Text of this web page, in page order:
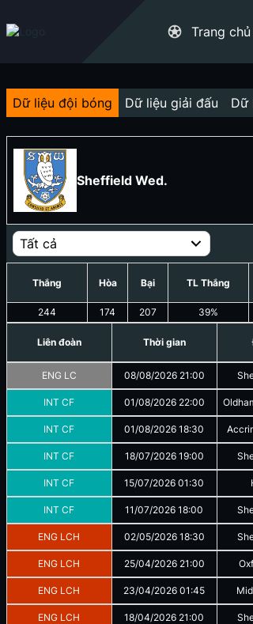
Trang chủ
Dữ liệu đội bóng Dữ liệu giải đấu Dữ
Sheffield Wed.
Tất cả
Thắng
244
Hòa
174
Bại
207
TL Thắng
39%
Liên đoàn Thời gian
ENG LC 08/08/2026 21:00
INT CF 01/08/2026 22:00
INT CF 01/08/2026 18:30
INT CF 18/07/2026 19:00
INT CF 15/07/2026 01:30
INT CF 11/07/2026 18:00
ENG LCH 02/05/2026 18:30
ENG LCH 25/04/2026 21:00
ENG LCH 23/04/2026 01:45
ENG LCH 18/04/2026 21:00